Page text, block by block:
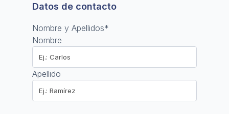
Datos de contacto
Nombre y Apellidos*
Nombre
Apellido